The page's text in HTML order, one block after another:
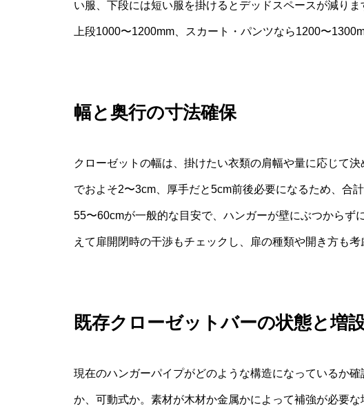
い服、下段には短い服を掛けるとデッドスペースが減り
上段1000〜1200mm、スカート・パンツなら1200〜
幅と奥行の寸法確保
クローゼットの幅は、掛けたい衣類の肩幅や量に応じて
でおよそ2〜3cm、厚手だと5cm前後必要になるため、合
55〜60cmが一般的な目安で、ハンガーが壁にぶつからず
えて扉開閉時の干渉もチェックし、扉の種類や開き方も考
既存クローゼットバーの状態と増
現在のハンガーパイプがどのような構造になっているか
か、可動式か。素材が木材か金属かによって補強が必要